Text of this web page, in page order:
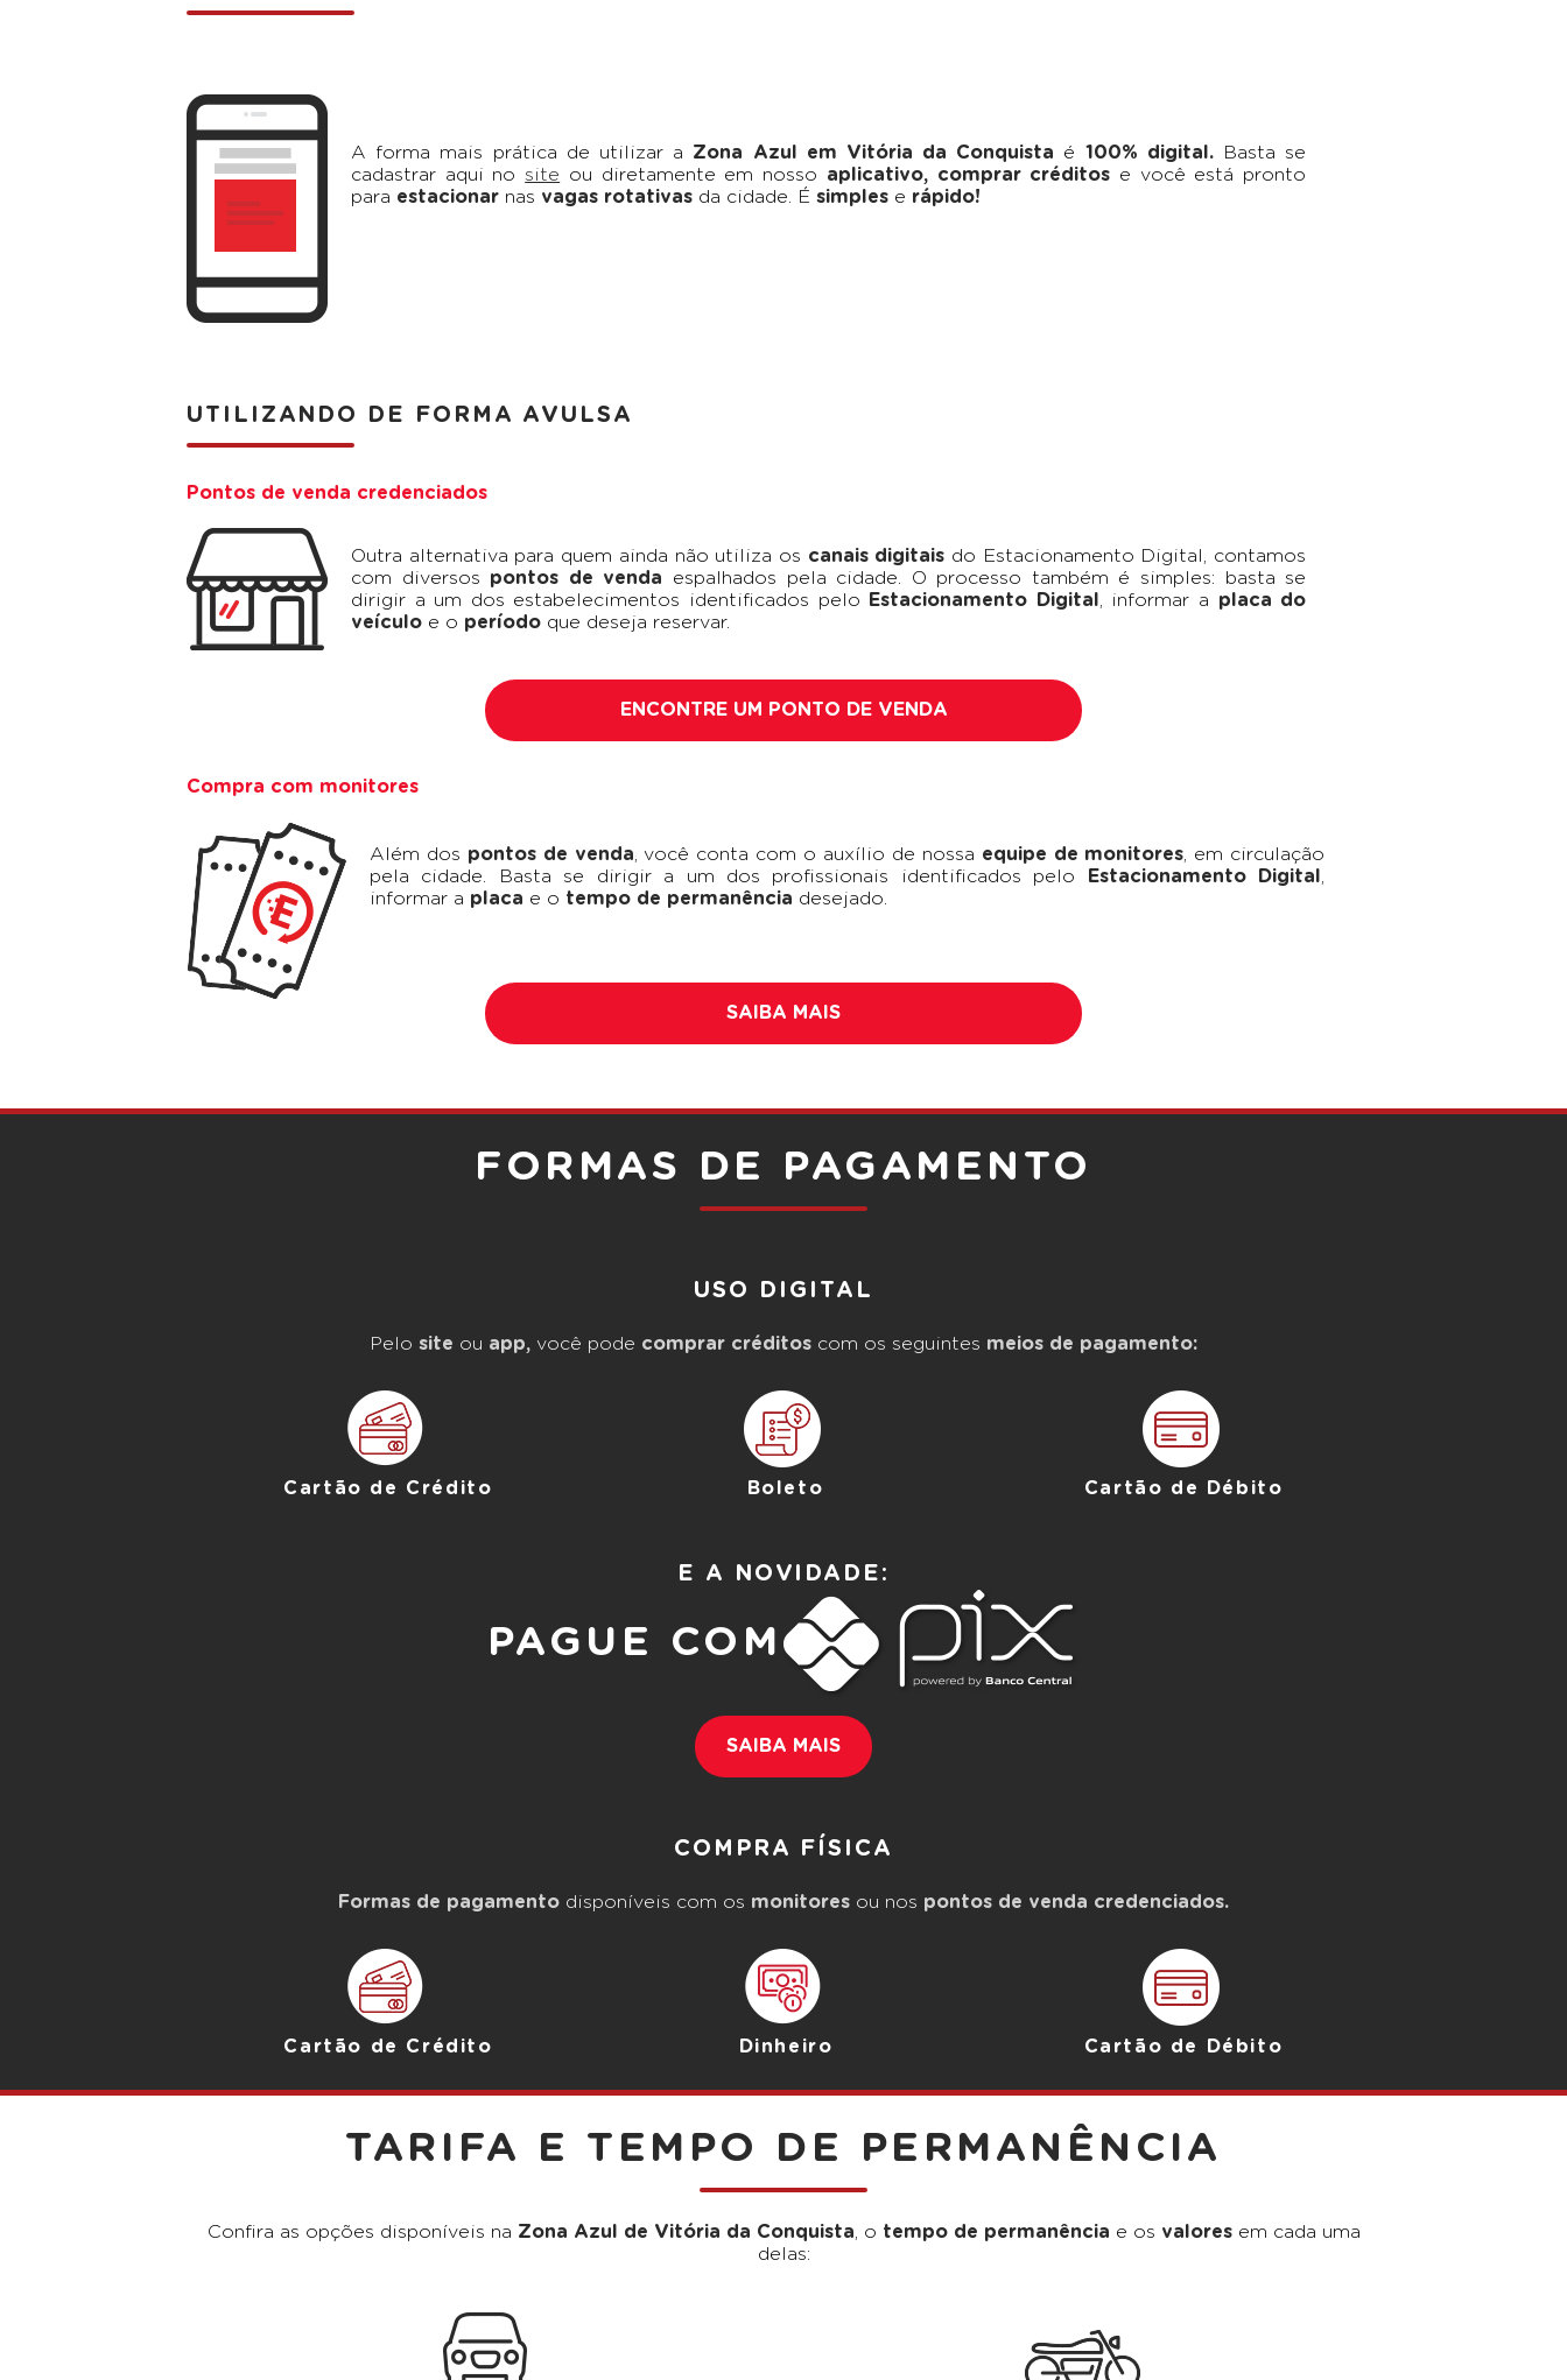
A forma mais prática de utilizar a Zona Azul em Vitória da Conquista é 100% digital.Basta se
cadastrar aqui nosite ou diretamente em nosso aplicativo, comprar créditos e você está pronto
para estacionar nas vagas rotativas da cidade. É simples e rápido!
UTILIZANDO DE FORMA AVULSA
Pontos de venda credenciados
Outra alternativa para quem ainda não utiliza os canais digitais do Estacionamento Digital, contamos
com diversos pontos de venda espalhados pela cidade. O processo também é simples: basta se
dirigir a um dos estabelecimentos identificados pelo
Estacionamento Digital , informar a placa do
veículo e o período que deseja reservar.
ENCONTRE UM PONTO DE VENDA
Compra com monitores
Além dos pontos de venda , você conta com o auxílio de nossa equipe de monitores , em circulação
pela cidade. Basta se dirigir a um dos profissionais identificados pelo
Estacionamento Digital
informar a placa e o tempo de permanência desejado.
SAIBA MAIS
FORMAS DE PAGAMENTO
USO DIGITAL
Pelo site ou app, você pode comprar créditos com os seguintes meios de pagamento:
Cartão de Crédito Boleto Cartão de Débito
E A NOVIDADE:
PAGUE COM
SAIBA MAIS
COMPRA FÍSICA
Formas de pagamento disponíveis com os monitores ou nos pontos de venda credenciados.
Cartão de Crédito Dinheiro Cartão de Débito
TARIFA E TEMPO DE PERMANÊNCIA
Confira as opções disponíveis na Zona Azul de Vitória da Conquista , o tempo de permanência e os valoresem cada uma
delas: